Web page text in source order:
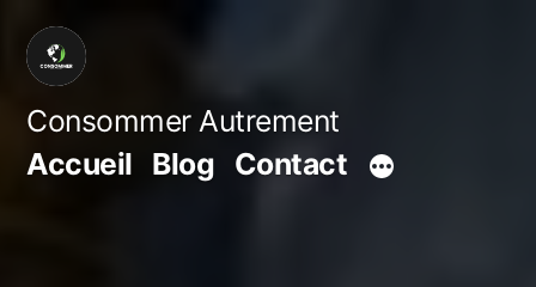
Aller
contenu
Consommer Autrement
Accueil Blog Contact